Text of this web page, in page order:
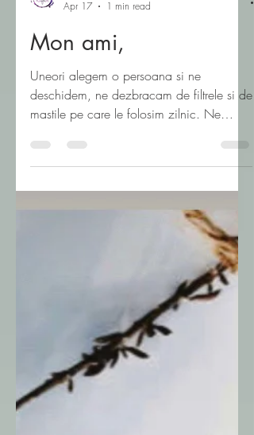
1 min read
Mon ami,
Uneori alegem o persoana si ne
deschidem, ne dezbracam de filtrele si de
mastile pe care le folosim zilnic. Ne
Sperand sa cream o conexiune care sa
dea sens si culoare vietii. Ma gandesc
daca vizual sunt inconfortabila, daca
proiectez o umbra din interiorul celor care
ma privesc in acea nuditate si sinceritate.
Sau sunt o Medusa ce transforma totul in
piatra cu o privire? Sunt eu asa greu de